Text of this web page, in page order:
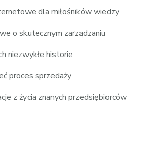
dla miłośników wiedzy
o skutecznym zarządzaniu
niezwykłe historie
proces sprzedaży
z życia znanych przedsiębiorców